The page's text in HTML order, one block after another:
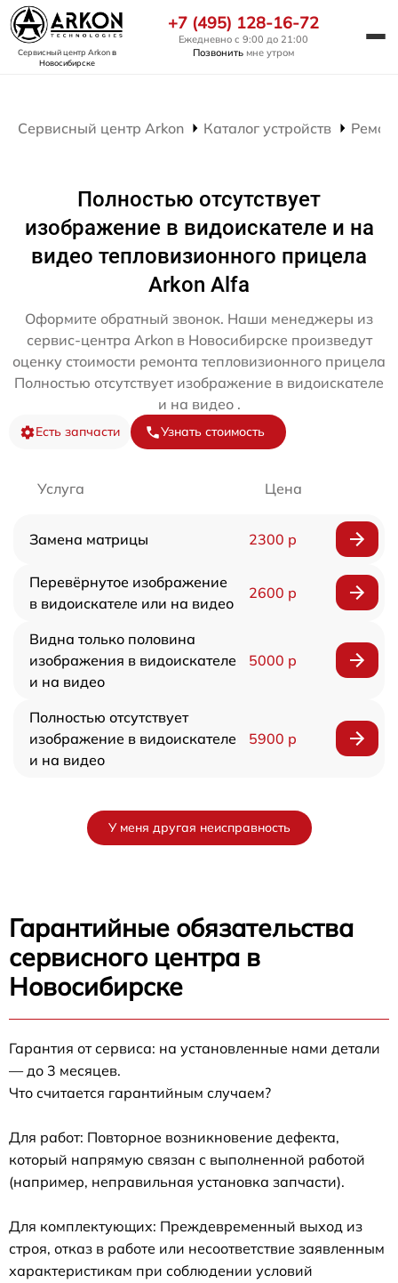
Сервисный центр Arkonв
Новосибирске
+7 (495) 128-16-72
Ежедневно с 9:00 до 21:00
Позвонить мне утром
Сервисный центр Arkon Каталог устройств
Полностью отсутствует
изображение в видоискателе и на
видео тепловизионного прицела
Arkon Alfa
Оформите обратный звонок. Наши менеджеры из
сервис-центра Arkon в Новосибирске произведут
оценку стоимости ремонта тепловизионного прицела
Полностью отсутствует изображение в видоискателе
и на видео .
Есть запчасти Узнать стоимость
Услуга Цена
Замена матрицы 2300 р
Перевёрнутое изображение
в видоискателе или на видео
2600 р
Видна только половина
изображения в видоискателе
и на видео
5000 р
Полностью отсутствует
изображение в видоискателе
и на видео
5900 р
У меня другая неисправность
Гарантийные обязательства
сервисного центра в
Новосибирске
Гарантия от сервиса: на установленные нами детали
— до 3 месяцев.
Что считается гарантийным случаем?
Для работ: Повторное возникновение дефекта,
который напрямую связан с выполненной работой
(например, неправильная установка запчасти).
Для комплектующих: Преждевременный выход из
строя, отказ в работе или несоответствие заявленным
характеристикам при соблюдении условий